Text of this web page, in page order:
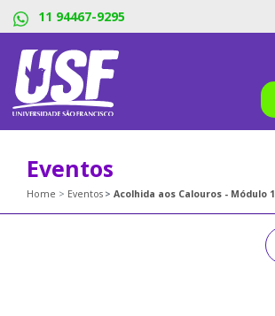
11 94467-9295
Eventos
Home Eventos Acolhida aos Calouros - Módulo 1